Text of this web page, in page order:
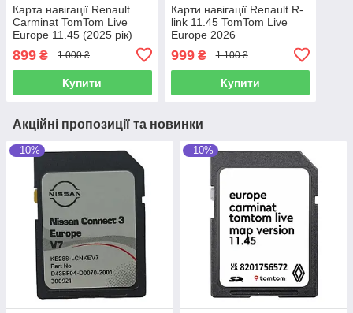
Карта навігації Renault
Carminat TomTom Live
Europe 11.45 (2025 рік)
899 ₴ 1 000 ₴
Купити
Карти навігації Renault R-
link 11.45 TomTom Live
Europe 2026
999₴ 1 100 ₴
Купити
Акційні пропозиції та новинки
–10% –10%